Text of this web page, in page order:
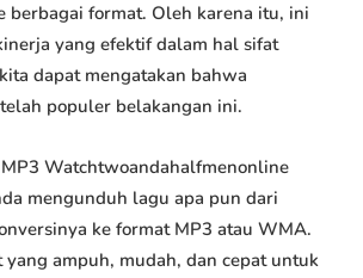
berbagai format. Oleh karena itu, ini
yang efektif dalam hal sifat
dapat mengatakan bahwa
populer belakangan ini.
Watchtwoandahalfmenonline
mengunduh lagu apa pun dari
ke format MP3 atau WMA.
ampuh, mudah, dan cepat untuk